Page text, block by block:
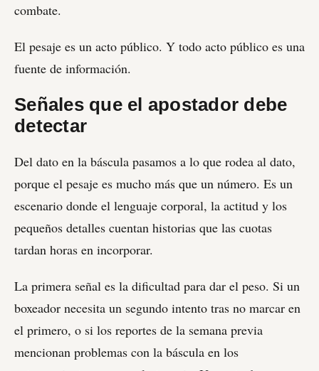
combate.
El pesaje es un acto público. Y todo acto público es una
fuente de información.
Señales que el apostador debe
detectar
Del dato en la báscula pasamos a lo que rodea al dato,
porque el pesaje es mucho más que un número. Es un
escenario donde el lenguaje corporal, la actitud y los
pequeños detalles cuentan historias que las cuotas
tardan horas en incorporar.
La primera señal es la dificultad para dar el peso. Si un
boxeador necesita un segundo intento tras no marcar en
el primero, o si los reportes de la semana previa
mencionan problemas con la báscula en los